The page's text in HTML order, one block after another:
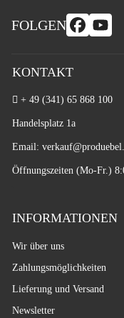
FOLGEN
KONTAKT
+ 49 (341) 65 868 100
Handelsplatz 1a
Email: verkauf
Öffnungszeiten (Mo-Fr.)
INFORMATIONEN
Wir über uns
Zahlungsmöglichkeiten
Lieferung und Versand
Newsletter